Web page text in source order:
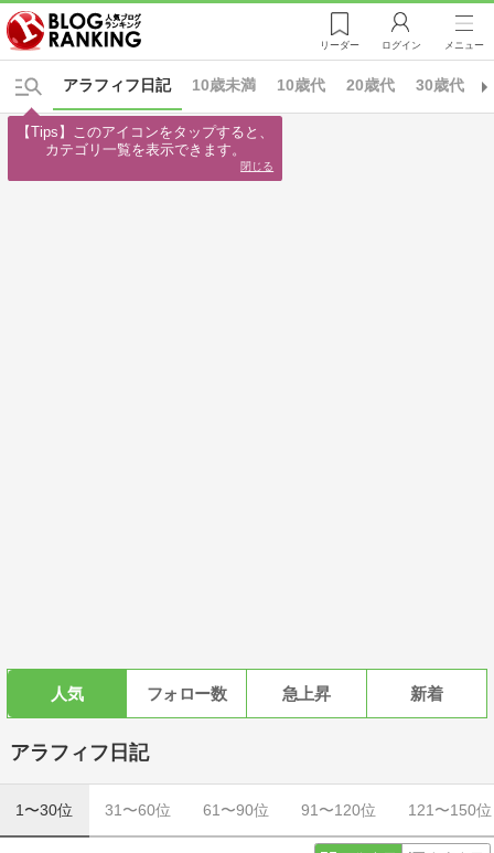
リーダー ログイン メニュー
10歳未満 10歳代 20歳代 30歳代
アラフィフ日記
人気 フォロー数 急上昇 新着
アラフィフ日記
1〜30位 31〜60位 61〜90位 91〜120位 121〜150位
【Tips】このアイコンをタップすると、
カテゴリ一覧を表示できます。
閉じる